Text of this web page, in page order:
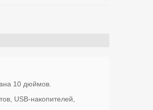
10 дюймов.
USB-накопителей,